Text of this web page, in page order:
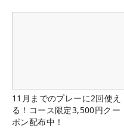
11月までのプレーに2回使え
る！コース限定3,500円クー
ポン配布中！